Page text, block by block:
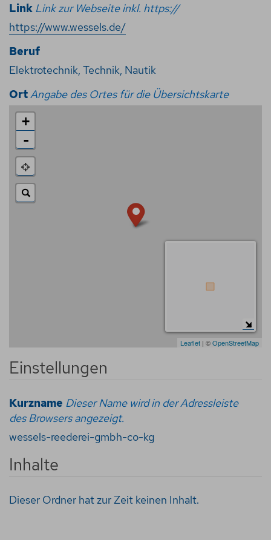
Link Link zur Webseite inkl. https://
https://www.wessels.de/
Beruf
Elektrotechnik Technik Nautik
Ort Angabe des Ortes für die Übersichtskarte
+
-
Leaflet | ©OpenStreetMap
Einstellungen
Kurzname Dieser Name wird in der Adressleiste
des Browsers angezeigt.
wessels-reederei-gmbh-co-kg
Inhalte
Dieser Ordner hat zur Zeit keinen Inhalt.